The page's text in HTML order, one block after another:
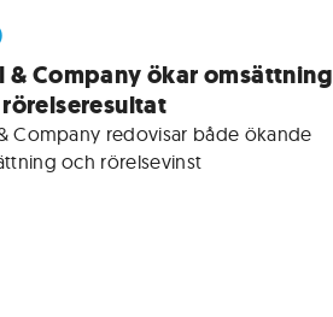
& Company ökar omsättning
Company redovisar både ökande
och rörelsevinst